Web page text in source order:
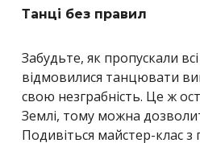
Танці без правил
Забудьте, як пропускали
відмовилися танцювати
свою незграбність. Це ж
Землі, тому можна
Подивіться майстер-клас